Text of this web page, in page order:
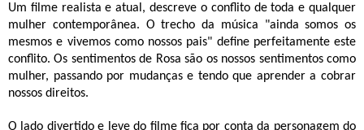
Um filme realista e atual, descreve o conflito de toda e qualquer
mulher contemporânea. O trecho da música "ainda somos os
mesmos e vivemos como nossos pais" define perfeitamente este
conflito. Os sentimentos de Rosa são os nossos sentimentos como
mulher, passando por mudanças e tendo que aprender a cobrar
nossos direitos.
O lado divertido e leve do filme fica por conta da personagem do